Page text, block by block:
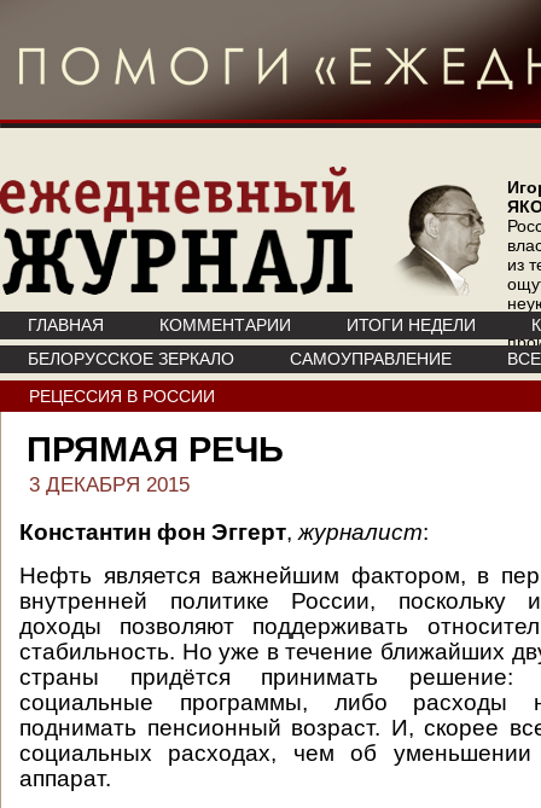
из
ГЛАВНАЯ КОММЕНТАРИИ ИТОГИ НЕДЕЛИ
БЕЛОРУССКОЕ ЗЕРКАЛО
САМОУПРАВЛЕНИЕ
РЕЦЕССИЯ В РОССИИ
ПРЯМАЯ РЕЧЬ
3 ДЕКАБРЯ 2015
Константин фон Эггерт, журналист:
Нефть является важнейшим фактором, в
внутренней политике России, поскольку
доходы позволяют поддерживать
стабильность. Но уже в течение ближайших
страны придётся принимать решение:
социальные программы, либо
поднимать пенсионный возраст. И, скорее
социальных расходах, чем об
аппарат.